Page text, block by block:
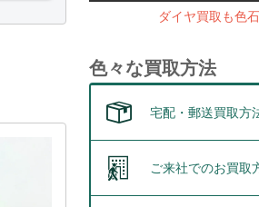
ダイヤ買取も色
色々な買取方法
宅配・郵送買取方
ご来社でのお買取